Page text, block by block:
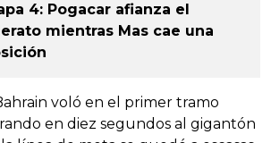
4: Pogacar afianza el
mientras Mas cae una
voló en el primer tramo
en diez segundos al gigantón